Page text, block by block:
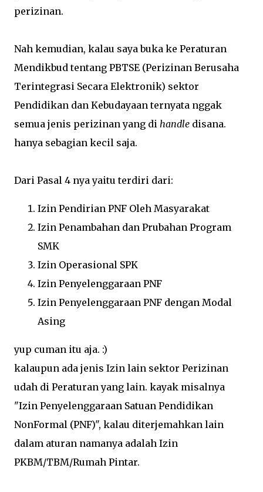
perizinan.
Nah kemudian, kalau saya buka ke Peraturan
Mendikbud tentang PBTSE (Perizinan Berusaha
Terintegrasi Secara Elektronik) sektor
Pendidikan dan Kebudayaan ternyata nggak
semua jenis perizinan yang di handle disana.
hanya sebagian kecil saja.
Dari Pasal 4 nya yaitu terdiri dari:
Izin Pendirian PNF Oleh Masyarakat
Izin Penambahan dan Prubahan Program
SMK
Izin Operasional SPK
Izin Penyelenggaraan PNF
Izin Penyelenggaraan PNF dengan Modal
Asing
yup cuman itu aja. :)
kalaupun ada jenis Izin lain sektor Perizinan
udah di Peraturan yang lain. kayak misalnya
"Izin Penyelenggaraan Satuan Pendidikan
NonFormal (PNF)", kalau diterjemahkan lain
dalam aturan namanya adalah Izin
PKBM/TBM/Rumah Pintar.